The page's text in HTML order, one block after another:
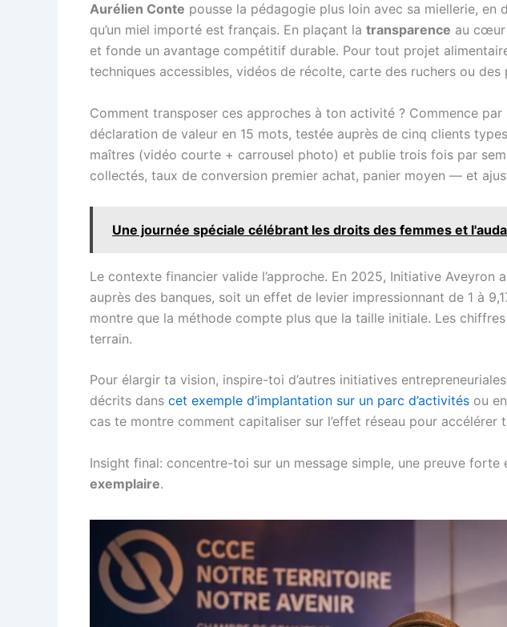
Aurélien Conte pousse la pédagogie plus loin avec sa miellerie,
qu’un miel importé est français. En plaçant la transparence au cœur
et fonde un avantage compétitif durable. Pour tout projet
techniques accessibles, vidéos de récolte, carte des ruchers ou des
Comment transposer ces approches à ton activité ? Commence
déclaration de valeur en 15 mots, testée auprès de cinq clients
maîtres (vidéo courte + carrousel photo) et publie trois fois par
collectés, taux de conversion premier achat, panier moyen — et
Une journée spéciale célébrant les droits des femmes et
Le contexte financier valide l’approche. En 2025, Initiative Aveyron
auprès des banques, soit un effet de levier impressionnant de 1 à
montre que la méthode compte plus que la taille initiale. Les
terrain.
Pour élargir ta vision, inspire-toi d’autres initiatives
décrits dans cet exemple d’implantation sur un parc d’activités ou
cas te montre comment capitaliser sur l’effet réseau pour accélérer
Insight final: concentre-toi sur un message simple, une preuve
exemplaire.